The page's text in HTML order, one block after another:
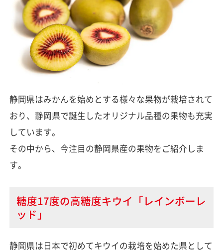
静岡県はみかんを始めとする様々な果物が栽培されて
おり、静岡県で誕生したオリジナル品種の果物も充実
しています。
その中から、今注目の静岡県産の果物をご紹介しま
す。
糖度17度の高糖度キウイ「レインボーレ
ッド」
静岡県は日本で初めてキウイの栽培を始めた県として